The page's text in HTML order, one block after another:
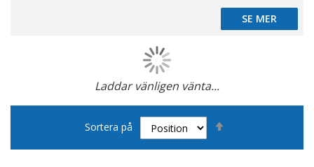
SE MER
SE MER
Laddar vänligen vänta...
Page
Sortera på